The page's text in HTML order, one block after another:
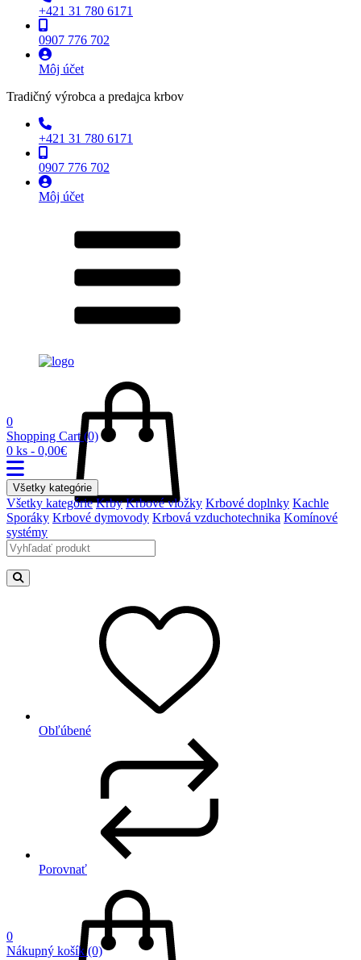
+421 31 780 6171
0907 776 702
Môj účet
Tradičný výrobca a predajca krbov
+421 31 780 6171
0907 776 702
Môj účet
0
Shopping Cart (0)
0 ks - 0,00€
Všetky kategórie
Všetky kategórie Krby Krbové vložky Krbové doplnky Kachle
Sporáky Krbové dymovody Krbová vzduchotechnika Komínové
systémy
Obľúbené
Porovnať
0
Nákupný košík(0)